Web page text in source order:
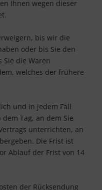
Ihnen wegen dieser
bis wir die
oder bis Sie den
Sie die Waren
welches der frühere
und in jedem Fall
dem Tag, an dem Sie
unterrichten, an
Die Frist ist
Ablauf der Frist von 14
der Rücksendung